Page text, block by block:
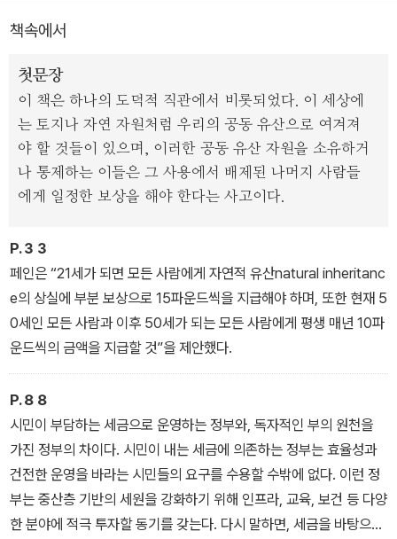
에게 나누는 제도가 어떻게 운영되었는지를 보여 준다. 4장은 기후
소세-배당 방안을 중심으로, 탄소 배당이 어떻게 정의로운 전환의 수
단이 될지를 설명한다.
5장은 공유부 배당의 이론적 토대를 세운다. 정부가 시민을 대신해
자원을 관리한다는 ‘공공 신탁’ 원칙, 노동으로 만든 것만이 개인의 소
유라는 ‘노동 재산’ 원칙, 토지나 독점처럼 불로 소득은 사회가 함께
한층 넓힌다. 땅이나 공기 같은 자연뿐 아니라 전파 주파수, 인터넷 주
소, 금융 제도, 사회적 인프라처럼 현대 사회가 함께 만든 인공 자원까
지 공유부에 포함시켜 어떻게 나눌지를 탐구한다.
책속에서
첫문장
이 책은 하나의 도덕적 직관에서 비롯되었다. 이 세상에
는 토지나 자연 자원처럼 우리의 공동 유산으로 여겨져
야 할 것들이 있으며, 이러한 공동 유산 자원을 소유하거
나 통제하는 이들은 그 사용에서 배제된 나머지 사람들
에게 일정한 보상을 해야 한다는 사고이다.
P.３３
페인은 “21세가 되면 모든 사람에게 자연적 유산natural inheritanc
e의 상실에 부분 보상으로 15파운드씩을 지급해야 하며, 또한 현재 5
0세인 모든 사람과 이후 50세가 되는 모든 사람에게 평생 매년 10파
운드씩의 금액을 지급할 것”을 제안했다.
P.８８
시민이 부담하는 세금으로 운영하는 정부와, 독자적인 부의 원천을
가진 정부의 차이다. 시민이 내는 세금에 의존하는 정부는 효율성과
건전한 운영을 바라는 시민들의 요구를 수용할 수밖에 없다. 이런 정
부는 중산층 기반의 세원을 강화하기 위해 인프라, 교육, 보건 등 다양
한 분야에 적극 투자할 동기를 갖는다. 다시 말하면, 세금을 바탕으로